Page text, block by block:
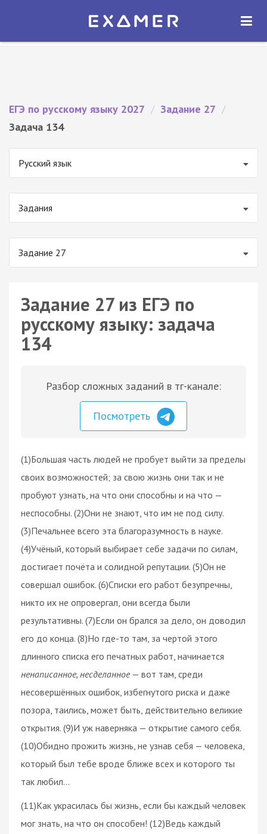
Экзамер — ЕГЭ 2027
ОТКРЫТЬ
ЕГЭ по русскому языку 2027 / Задание 27 /
Задача 134
Русский язык
Задания
Задание 27
Задание 27 из ЕГЭ по
русскому языку: задача
134
Разбор сложных заданий в тг-канале:
Посмотреть
(1)Большая часть людей не пробует выйти за пределы
своих возможностей; за свою жизнь они так и не
пробуют узнать, на что они способны и на что —
неспособны. (2)Они не знают, что им не под силу.
(3)Печальнее всего эта благоразумность в науке.
(4)Учёный, который выбирает себе задачи по силам,
достигает почёта и солидной репутации. (5)Он не
совершал ошибок. (6)Списки его работ безупречны,
никто их не опровергал, они всегда были
результативны. (7)Если он брался за дело, он доводил
его до конца. (8)Но где-то там, за чертой этого
длинного списка его печатных работ, начинается
ненаписанное, несделанное— вот там, среди
несовершённых ошибок, избегнутого риска и даже
позора, таились, может быть, действительно великие
открытия. (9)И уж наверняка — открытие самого себя.
(10)Обидно прожить жизнь, не узнав себя — человека,
который был тебе вроде ближе всех и которого ты
так любил…
(11)Как украсилась бы жизнь, если бы каждый человек
мог знать, на что он способен! (12)Ведь каждый